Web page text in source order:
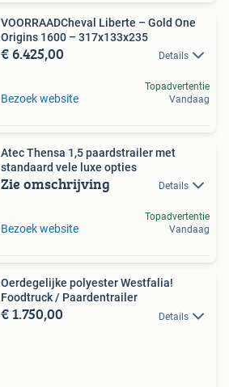
VOORRAADCheval Liberte – Gold One
Origins 1600 – 317x133x235
€ 6.425,00 Details
Bezoek website
Topadvertentie
Vandaag
Atec Thensa 1,5 paardstrailer met
standaard vele luxe opties
Zie omschrijving Details
Bezoek website
Topadvertentie
Vandaag
Oerdegelijke polyester Westfalia!
Foodtruck / Paardentrailer
€ 1.750,00 Details